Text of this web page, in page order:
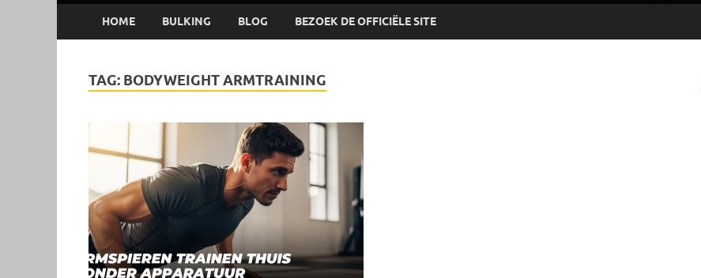
HOME BULKING BLOG BEZOEK DE OFFICIËLE SITE
TAG: BODYWEIGHT ARMTRAINING